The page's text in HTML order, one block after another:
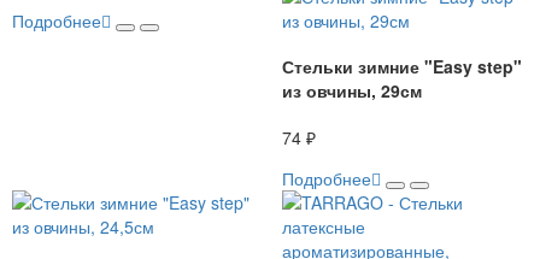
Подробнее
Стельки зимние "Easy step"
из овчины, 29см
74 ₽
Подробнее